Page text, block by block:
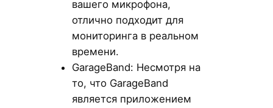
вашего микрофона,
отлично подходит для
мониторинга в реальном
времени.
GarageBand: Несмотря на
то, что GarageBand
является приложением